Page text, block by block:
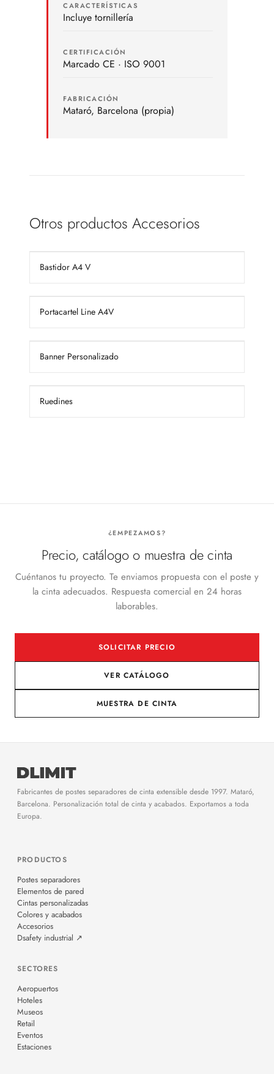
CARACTERÍSTICAS
Incluye tornillería
CERTIFICACIÓN
Marcado CE · ISO 9001
FABRICACIÓN
Mataró, Barcelona (propia)
Otros productos Accesorios
Bastidor A4 V
Portacartel Line A4V
Banner Personalizado
Ruedines
¿EMPEZAMOS?
Precio, catálogo o muestra de cinta
Cuéntanos tu proyecto. Te enviamos propuesta con el poste y
la cinta adecuados. Respuesta comercial en 24 horas
laborables.
SOLICITAR PRECIO
VER CATÁLOGO
MUESTRA DE CINTA
Fabricantes de postes separadores de cinta extensible desde 1997. Mataró,
Barcelona. Personalización total de cinta y acabados. Exportamos a toda
Europa.
PRODUCTOS
Postes separadores
Elementos de pared
Cintas personalizadas
Colores y acabados
Accesorios
Dsafety industrial ↗
SECTORES
Aeropuertos
Hoteles
Museos
Retail
Eventos
Estaciones